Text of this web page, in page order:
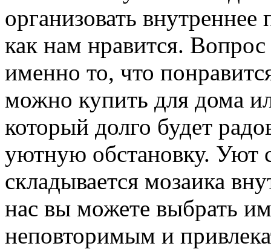
организовать
как нам нравится.
именно то, что
можно купить для дома
который долго будет
уютную обстановку. Уют
складывается мозаика
нас вы можете выбрать
неповторимым и